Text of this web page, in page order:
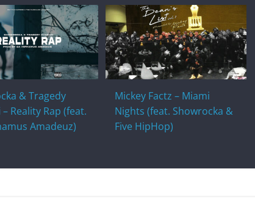
& Tragedy
Reality Rap (feat.
Amadeuz)
Mickey Factz – Miami
Nights (feat. Showrocka &
Five HipHop)